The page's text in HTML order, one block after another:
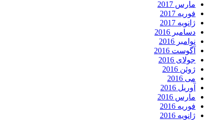
مارس 2017
فوریه 2017
ژانویه 2017
دسامبر 2016
نوامبر 2016
آگوست 2016
جولای 2016
ژوئن 2016
می 2016
آوریل 2016
مارس 2016
فوریه 2016
ژانویه 2016